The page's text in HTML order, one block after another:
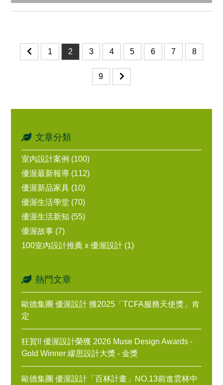
1 2 3 4 5 6 7 8
9
文章分類
室內設計案例 (100)
優渥最新報導 (112)
優渥新品家具 (10)
優渥生活學堂 (70)
優渥生活新知 (55)
優渥故事 (7)
100室內設計推薦 x 優渥設計 (1)
熱門文章
歐德集團 優渥設計 獲2025「TCFA服務天使獎」肯
定
狂賀!! 優渥設計榮獲 2026 Muse Design Awards -
Gold Winner 繆思設計大獎 - 金獎
歐德集團 優渥設計「百林計畫」NO.13前進雲林中